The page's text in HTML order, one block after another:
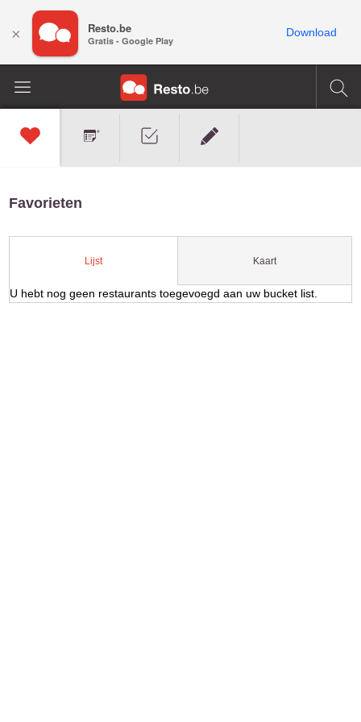
Favorieten
Lijst Kaart
U hebt nog geen restaurants toegevoegd aan uw bucket list.
× Resto.be
Gratis - Google Play
Download